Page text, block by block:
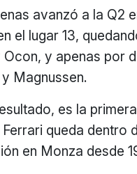
avanzó a la Q2
el lugar 13,
y apenas por
Magnussen.
es la
Ferrari queda dentro
en Monza desde